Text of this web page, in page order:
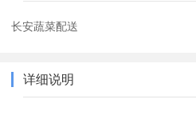
长安蔬菜配送
详细说明